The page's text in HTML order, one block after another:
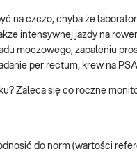
na czczo, chyba że
intensywnej jazdy na
moczowego, zapaleniu
per rectum, krew na
Zaleca się co roczne
do norm (wartości